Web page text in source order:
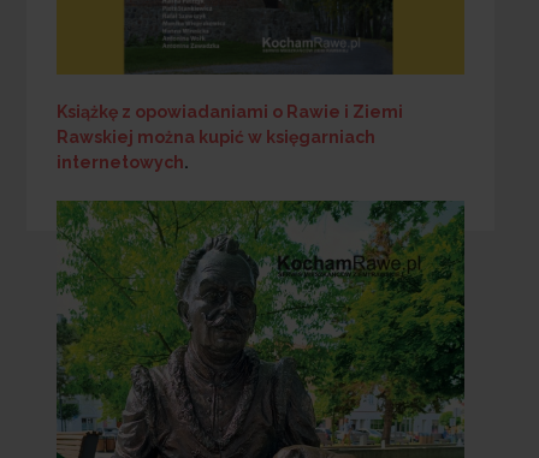
Książkę z opowiadaniami o Rawie i Ziemi
Rawskiej można kupić w księgarniach
internetowych.